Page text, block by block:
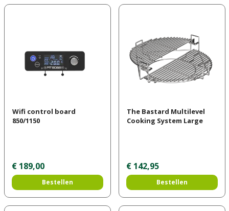
Wifi control board
850/1150
€ 189,00
Bestellen
The Bastard Multilevel
Cooking System Large
€ 142,95
Bestellen